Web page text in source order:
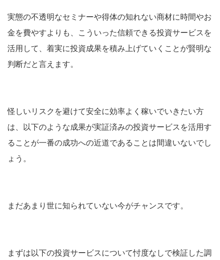
実態の不透明なセミナーや得体の知れない商材に時間やお
金を費やすよりも、こういった信頼できる投資サービスを
活用して、着実に投資成果を積み上げていくことが賢明な
判断だと言えます。
怪しいリスクを避けて安全に効率よく稼いでいきたい方
は、以下のような成果が実証済みの投資サービスを活用す
ることが一番の成功への近道であることは間違いないでし
ょう。
まだあまり世に知られていない今がチャンスです。
まずは以下の投資サービスについて忖度なしで検証した調